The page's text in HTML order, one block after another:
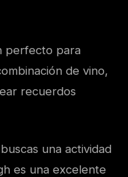
perfecto para
de vino,
recuerdos
una actividad
es una excelente